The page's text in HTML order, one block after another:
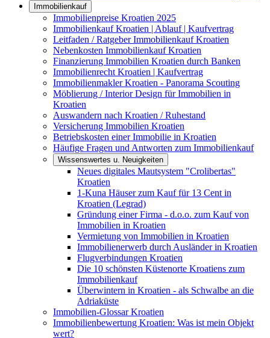
Immobilienkauf
Immobilienpreise Kroatien 2025
Immobilienkauf Kroatien | Ablauf | Kaufvertrag
Leitfaden / Ratgeber Immobilienkauf Kroatien
Nebenkosten Immobilienkauf Kroatien
Finanzierung Immobilien Kroatien durch Banken
Immobilienrecht Kroatien | Kaufvertrag
Immobilienmakler Kroatien - Panorama Scouting
Möblierung / Interior Design für Immobilien in
Kroatien
Auswandern nach Kroatien / Ruhestand
Versicherung Immobilien Kroatien
Betriebskosten einer Immobilie in Kroatien
Häufige Fragen und Antworten zum Immobilienkauf
Wissenswertes u. Neuigkeiten
Neues digitales Mautsystem "Crolibertas"
Kroatien
1-Kuna Häuser zum Kauf für 13 Cent in
Kroatien (Legrad)
Gründung einer Firma - d.o.o. zum Kauf von
Immobilien in Kroatien
Vermietung von Immobilien in Kroatien
Immobilienerwerb durch Ausländer in Kroatien
Flugverbindungen Kroatien
Die 10 schönsten Küstenorte Kroatiens zum
Immobilienkauf
Überwintern in Kroatien - als Schwalbe an die
Adriaküste
Immobilien-Glossar Kroatien
Immobilienbewertung Kroatien: Was ist mein Objekt
wert?